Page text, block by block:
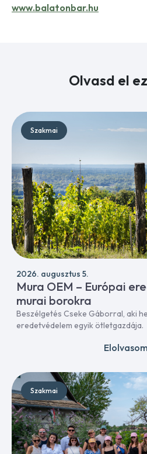
www.balatonbar.hu
Olvasd el
Szakmai
2026. augusztus 5.
Mura OEM – Európai
murai borokra
Beszélgetés Cseke Gáborral, aki
eredetvédelem egyik ötletgazdája.
Elolvasom
Szakmai